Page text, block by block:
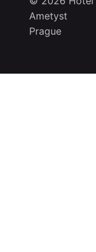
Ametyst
Prague